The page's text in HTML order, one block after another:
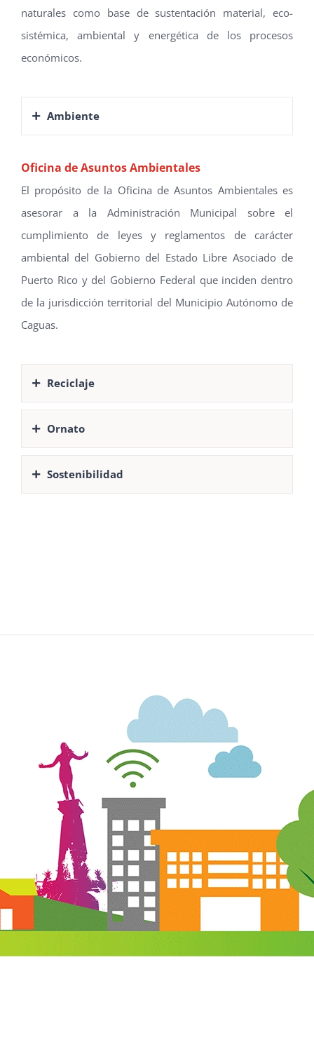
naturales como base de sustentación material, eco-
sistémica, ambiental y energética de los procesos
económicos.
Ambiente
Oficina de Asuntos Ambientales
El propósito de la Oficina de Asuntos Ambientales es
asesorar a la Administración Municipal sobre el
cumplimiento de leyes y reglamentos de carácter
ambiental del Gobierno del Estado Libre Asociado de
Puerto Rico y del Gobierno Federal que inciden dentro
de la jurisdicción territorial del Municipio Autónomo de
Caguas.
Reciclaje
Ornato
Sostenibilidad